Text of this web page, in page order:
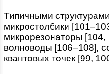
Типичными
микростолбики
микрорезонаторы [104,
волноводы [106–108],
квантовых точек [99,